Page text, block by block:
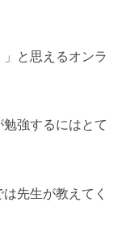
と思えるオンラ
強するにはとて
先生が教えてく